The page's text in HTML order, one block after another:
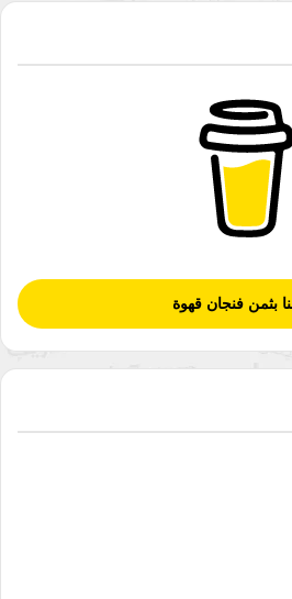
بثمن فنجان قهوة